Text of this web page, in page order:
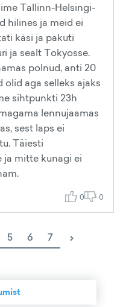
Tallinn-Helsingi-
hilines ja meid ei
käsi ja pakuti
ja sealt Tokyosse.
polnud, anti 20
olid aga selleks ajaks
sihtpunkti 23h
lennujaamas
sest laps ei
Täiesti
ja mitte kunagi ei
0 0
5 6 7 ›